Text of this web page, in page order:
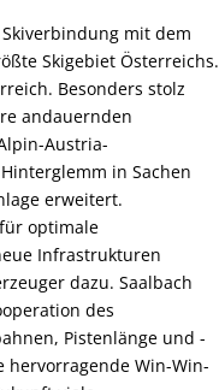
mit dem
Skigebiet Österreichs.
Besonders stolz
andauernden
Austria-
in Sachen
erweitert.
optimale
In­frastrukturen
dazu. Saalbach
des
Pistenlänge und -
Win-Win-